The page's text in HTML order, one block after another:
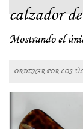
calzador
Mostrando el